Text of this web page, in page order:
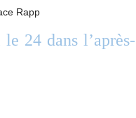
24 dans l’après-